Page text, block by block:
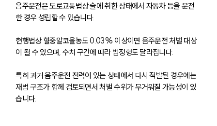
음주운전은 도로교통법상 술에 취한 상태에서 자동차 등을 운전
한 경우 성립할 수 있습니다.
현행법상 혈중알코올농도 0.03% 이상이면 음주운전 처벌 대상
이 될 수 있으며, 수치 구간에 따라 법정형도 달라집니다.
특히 과거 음주운전 전력이 있는 상태에서 다시 적발된 경우에는
재범 구조가 함께 검토되면서 처벌 수위가 무거워질 가능성이 있
습니다.